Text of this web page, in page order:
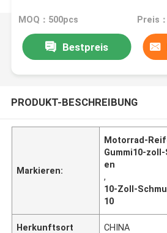
MOQ：500pcs
Bestpreis
PRODUKT-BESCHREIBUNG
Markieren:
Motorrad-
Gummi10-
en
,
10-Zoll-
10
Herkunftsort CHINA